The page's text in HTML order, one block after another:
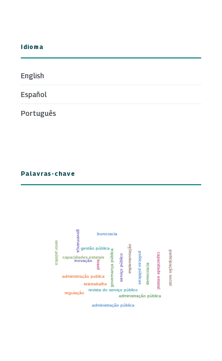
Idioma
English
Español
Português
Palavras-chave